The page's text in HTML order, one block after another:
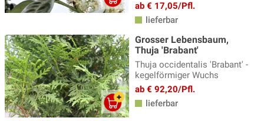
ab € 17,05/Pfl.
lieferbar
Grosser Lebensbaum,
Thuja 'Brabant'
Thuja occidentalis 'Brabant' -
kegelförmiger Wuchs
ab € 92,20/Pfl.
lieferbar